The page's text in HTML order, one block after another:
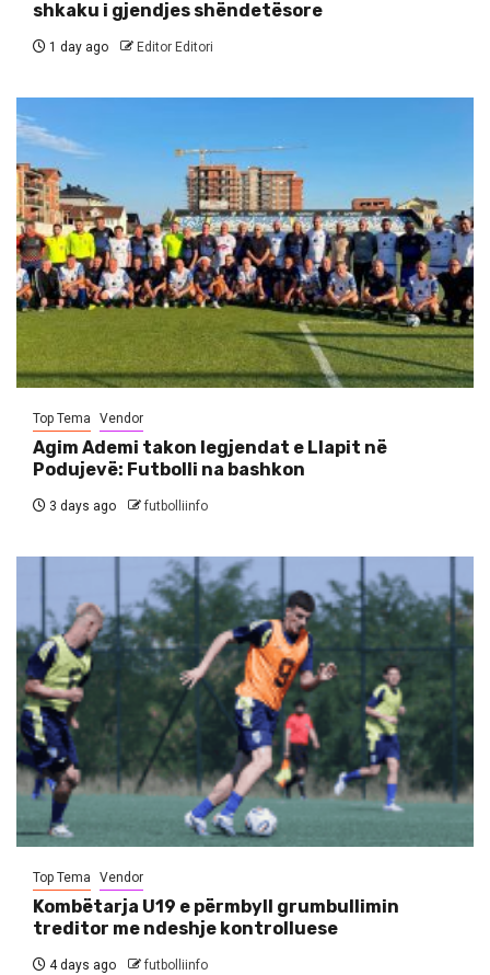
shkaku i gjendjes shëndetësore
1 day ago Editor Editori
Top Tema Vendor
Agim Ademi takon legjendat e Llapit në
Podujevë: Futbolli na bashkon
3 days ago futbolliinfo
Top Tema Vendor
Kombëtarja U19 e përmbyll grumbullimin
treditor me ndeshje kontrolluese
4 days ago futbolliinfo